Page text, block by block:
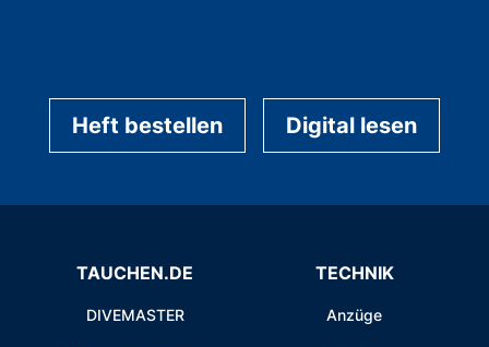
Heft bestellen Digital lesen
TAUCHEN.DE
DIVEMASTER
TECHNIK
Anzüge